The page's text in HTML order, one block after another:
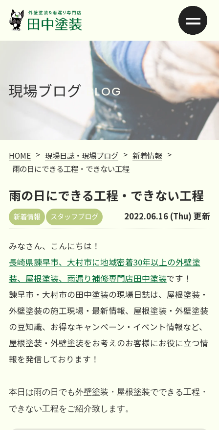
現場ブログ BLOG
HOME > 現場日誌・現場ブログ > 新着情報 >
雨の日にできる工程・できない工程
雨の日にできる工程・できない工程
新着情報 スタッフブログ 2022.06.16 (Thu) 更新
みなさん、こんにちは！
長崎県諫早市、大村市に地域密着30年以上の外壁塗
装、屋根塗装、雨漏り補修専門店田中塗装です！
諫早市・大村市の田中塗装の現場日誌は、屋根塗装・
外壁塗装の施工現場・最新情報、屋根塗装・外壁塗装
の豆知識、お得なキャンペーン・イベント情報など、
屋根塗装・外壁塗装をお考えのお客様にお役に立つ情
報を発信しております！
本日は雨の日でも外壁塗装・屋根塗装でできる工程・
できない工程をご紹介致します。